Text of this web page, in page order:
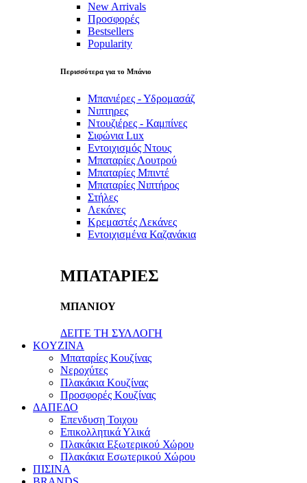
New Arrivals
Προσφορές
Bestsellers
Popularity
Περισσότερα για το Μπάνιο
Μπανιέρες - Υδρομασάζ
Νιπτηρες
Ντουζιέρες - Καμπίνες
Σιφώνια Lux
Εντοιχισμός Ντους
Μπαταρίες Λουτρού
Μπαταρίες Μπιντέ
Μπαταρίες Νιπτήρος
Στήλες
Λεκάνες
Κρεμαστές Λεκάνες
Εντοιχισμένα Καζανάκια
ΜΠΑΤΑΡΙΕΣ
ΜΠΑΝΙΟΥ
ΔΕΙΤΕ ΤΗ ΣΥΛΛΟΓΗ
KOYZINA
Μπαταρίες Κουζίνας
Νεροχύτες
Πλακάκια Κουζίνας
Προσφορές Κουζίνας
ΔΑΠΕΔΟ
Επενδυση Τοιχου
Επικολλητικά Υλικά
Πλακάκια Εξωτερικού Χώρου
Πλακάκια Εσωτερικού Χώρου
ΠΙΣΙΝΑ